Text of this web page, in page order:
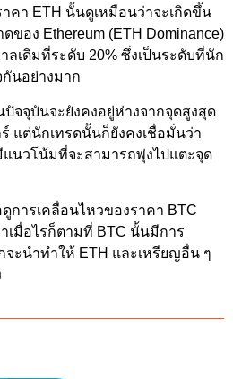
คา ETH นั้นดูเหมือนว่าจะเกิดขึ้น
ของ Ethereum (ETH Dominance)
ลเดิมที่ระดับ 20% ซึ่งเป็นระดับที่นัก
นอย่างมาก
จจุบันจะยังคงอยู่ห่างจากจุดสูงสุด
แต่นักเทรดนั้นก็ยังคงเชื่อมั่นว่า
แนวโน้มที่จะสามารถพุ่งไปแตะจุด
การเคลื่อนไหวของราคา BTC
เมื่อไรก็ตามที่ BTC นั้นมีการ
จะนำทำให้ ETH และเหรียญอื่น ๆ